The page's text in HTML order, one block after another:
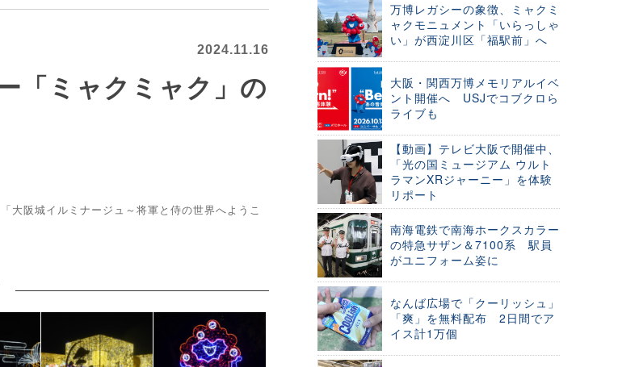
2024.11.16
「ミャクミャク」の
大阪城イルミナージュ～将軍と侍の世界へようこ
万博レガシーの象徴、ミャクミ
ャクモニュメント「いらっしゃ
い」が西淀川区「福駅前」へ
大阪・関西万博メモリアルイベ
ント開催へ USJでコブクロら
ライブも
【動画】テレビ大阪で開催中、
「光の国ミュージアム ウルト
ラマンXRジャーニー」を体験
リポート
南海電鉄で南海ホークスカラー
の特急サザン＆7100系 駅員
がユニフォーム姿に
なんば広場で「クーリッシュ」
「爽」を無料配布 2日間でア
イス計1万個